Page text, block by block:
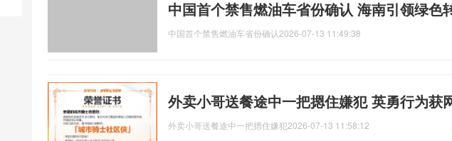
中国首个禁售燃油车省份确认 海南引领绿色
中国首个禁售燃油车省份确认2026-07-13 11:49:38
外卖小哥送餐途中一把摁住嫌犯 英勇行为获
外卖小哥送餐途中一把摁住嫌犯2026-07-13 11:58:12